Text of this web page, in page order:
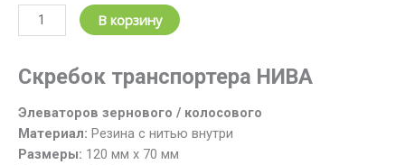
составляла
9.00 грн..
Количество
товара
транспортера
Н.107.006
комбайна
НИВА
В корзину
Скребок транспортера НИВА
Элеваторов зернового / колосового
Материал: Резина с нитью внутри
Размеры: 120 мм х 70 мм